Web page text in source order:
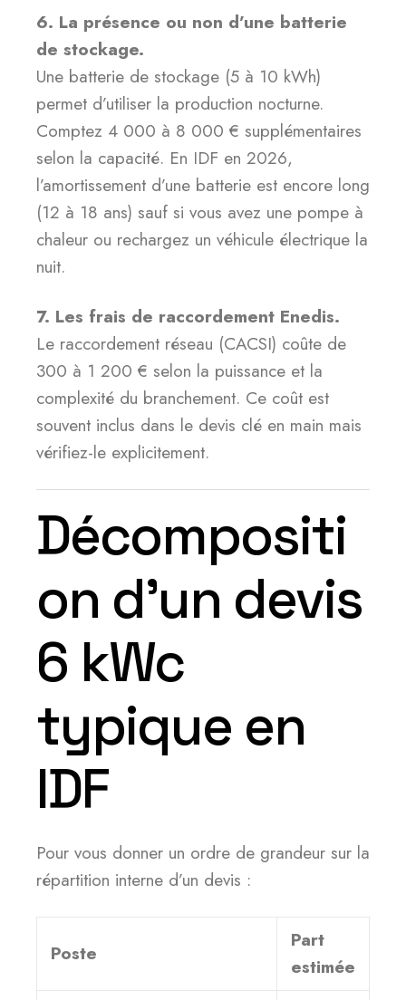
6. La présence ou non d’une batterie
de stockage.
Une batterie de stockage (5 à 10 kWh)
permet d’utiliser la production nocturne.
Comptez 4 000 à 8 000 € supplémentaires
selon la capacité. En IDF en 2026,
l’amortissement d’une batterie est encore long
(12 à 18 ans) sauf si vous avez une pompe à
chaleur ou rechargez un véhicule électrique la
nuit.
7. Les frais de raccordement Enedis.
Le raccordement réseau (CACSI) coûte de
300 à 1 200 € selon la puissance et la
complexité du branchement. Ce coût est
souvent inclus dans le devis clé en main mais
vérifiez-le explicitement.
Décompositi
on d’un devis
6 kWc
typique en
IDF
Pour vous donner un ordre de grandeur sur la
répartition interne d’un devis :
Poste
Part
estimée